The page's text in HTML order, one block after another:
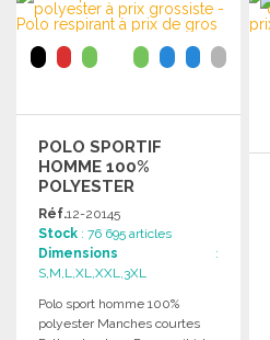
POLO SPORTIF
HOMME 100%
POLYESTER
Réf.12-20145
Stock : 76 695 articles
Dimensions :
S,M,L,XL,XXL,3XL
Polo sport homme 100%
polyester Manches courtes